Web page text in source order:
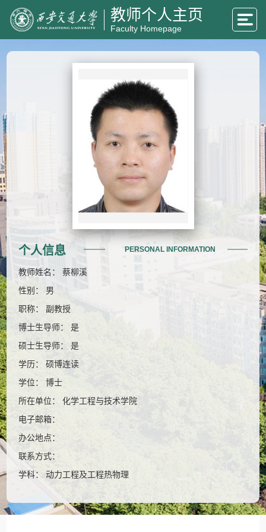
教师个人主页
Faculty Homepage
个人信息 PERSONAL INFORMATION
教师姓名： 蔡柳溪
性别： 男
职称： 副教授
博士生导师： 是
硕士生导师： 是
学历： 硕博连读
学位： 博士
所在单位： 化学工程与技术学院
电子邮箱：
办公地点：
联系方式：
学科： 动力工程及工程热物理